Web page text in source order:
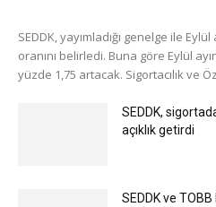
SEDDK, yayımladığı genelge ile
oranını belirledi. Buna göre Eylül
yüzde 1,75 artacak. Sigortacılık ve
SEDDK,
açıklık getirdi
SEDDK ve